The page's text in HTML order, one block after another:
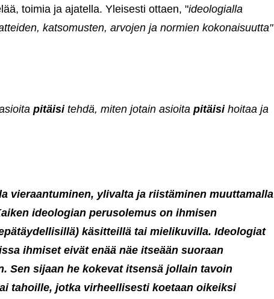
toimia ja ajatella. Yleisesti ottaen, "ideologialla
katsomusten, arvojen ja normien kokonaisuutta"
pitäisitehdä, miten jotain asioita pitäisihoitaa ja
vieraantuminen, ylivalta ja riistäminen muuttamalla
ideologian perusolemus on ihmisen
käsitteillä tai mielikuvilla. Ideologiat
ihmiset eivät enää näe itseään suoraan
Sen sijaan he kokevat itsensä jollain tavoin
tahoille, jotka virheellisesti koetaan oikeiksi